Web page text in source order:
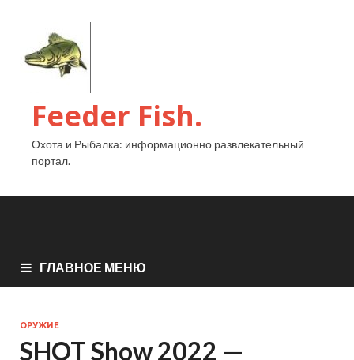
Feeder Fish.
Охота и Рыбалка: информационно развлекательный
портал.
ГЛАВНОЕ МЕНЮ
ОРУЖИЕ
SHOT Show 2022 —